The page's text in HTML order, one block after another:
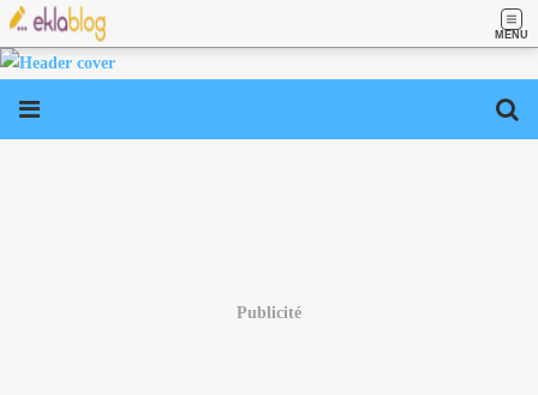
MENU
Publicité